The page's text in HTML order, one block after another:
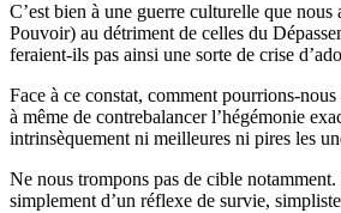
C’est bien à une guerre culturelle que
Pouvoir) au détriment de celles du
feraient-ils pas ainsi une sorte de crise
Face à ce constat, comment pourrions-
à même de contrebalancer l’hégémonie
intrinsèquement ni meilleures ni pires les
Ne nous trompons pas de cible
simplement d’un réflexe de survie,